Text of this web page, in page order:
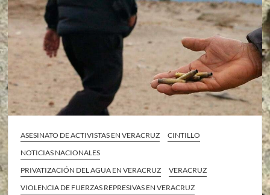
ASESINATO DE ACTIVISTAS EN VERACRUZ
CINTILLO
NOTICIAS NACIONALES
PRIVATIZACIÓN DEL AGUA EN VERACRUZ
VERACRUZ
VIOLENCIA DE FUERZAS REPRESIVAS EN VERACRUZ